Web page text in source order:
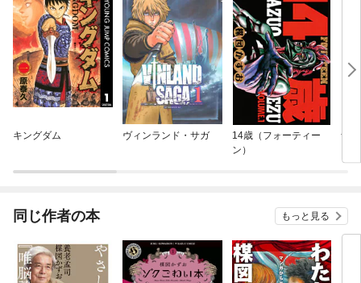
キングダム ヴィンランド・サガ
14歳（フォーティー
ン）
青
同じ作者の本 もっと見る